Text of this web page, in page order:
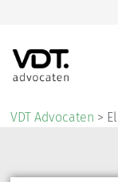
VDT Advocaten >